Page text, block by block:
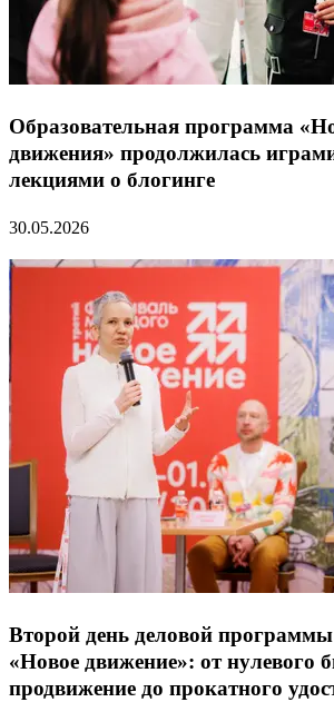
Образовательная программа
движения» продолжилась
лекциями о блогинге
30.05.2026
Второй день деловой
«Новое движение»: от нулевого
продвижение до прокатного